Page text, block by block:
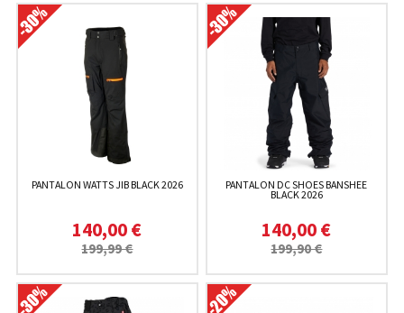
PANTALON WATTS JIB BLACK 2026
140,00 €
199,99 €
PANTALON DC SHOES BANSHEE
BLACK 2026
140,00 €
199,90 €